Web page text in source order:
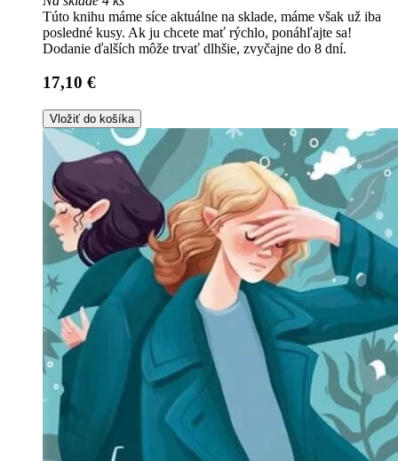
Túto knihu máme síce aktuálne na sklade, máme však už iba
posledné kusy. Ak ju chcete mať rýchlo, ponáhľajte sa!
Dodanie ďalších môže trvať dlhšie, zvyčajne do 8 dní.
17,10 €
Vložiť do košíka